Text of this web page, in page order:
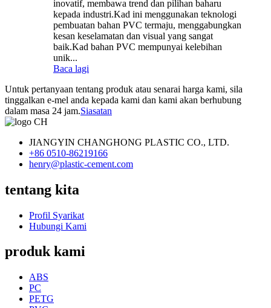
inovatif, membawa trend dan pilihan baharu
kepada industri.Kad ini menggunakan teknologi
pembuatan bahan PVC termaju, menggabungkan
kesan keselamatan dan visual yang sangat
baik.Kad bahan PVC mempunyai kelebihan
unik...
Baca lagi
Untuk pertanyaan tentang produk atau senarai harga kami, sila
tinggalkan e-mel anda kepada kami dan kami akan berhubung
dalam masa 24 jam.Siasatan
JIANGYIN CHANGHONG PLASTIC CO., LTD.
+86 0510-86219166
henry@plastic-cement.com
tentang kita
Profil Syarikat
Hubungi Kami
produk kami
ABS
PC
PETG